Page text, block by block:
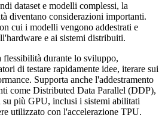
dataset e modelli complessi, la
diventano considerazioni importanti.
cui i modelli vengono addestrati e
e ai sistemi distribuiti.
flessibilità durante lo sviluppo,
di testare rapidamente idee, iterare sui
Supporta anche l'addestramento
come Distributed Data Parallel (DDP),
su più GPU, inclusi i sistemi abilitati
utilizzato con l'accelerazione TPU.